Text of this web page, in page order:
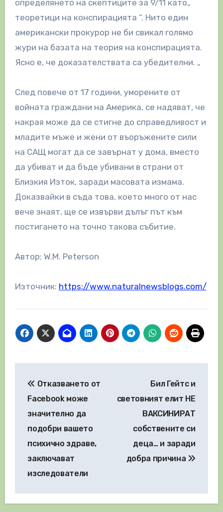
определянето на скептиците за 9/11 като„
теоретици на конспирацията “. Нито един
американски прокурор не би свикал голямо
жури на базата на теория на конспирацията.
Ясно е, че доказателствата са убедителни. „
След повече от 17 години, уморените от
войната граждани на Америка, се надяват, че
накрая може да се стигне до справедливост и
младите мъже и жени от въоръжените сили
на САЩ могат да се завърнат у дома, вместо
да убиват и да бъде убивани в страни от
Близкия Изток, заради масовата измама.
Доказвайки в съда това, което много от нас
вече знаят, ще се извърви дълъг път към
постигането на точно такова събитие.
Автор: W.M. Peterson
Източник: https://www.naturalnewsblogs.com/
Отказването от
Facebook може
значително да
подобри вашето
психично здраве,
заключават
изследователи
Бил Гейтс и
световният елит НЕ
ВАКСИНИРАТ
собствените си
деца… и заради
добра причина